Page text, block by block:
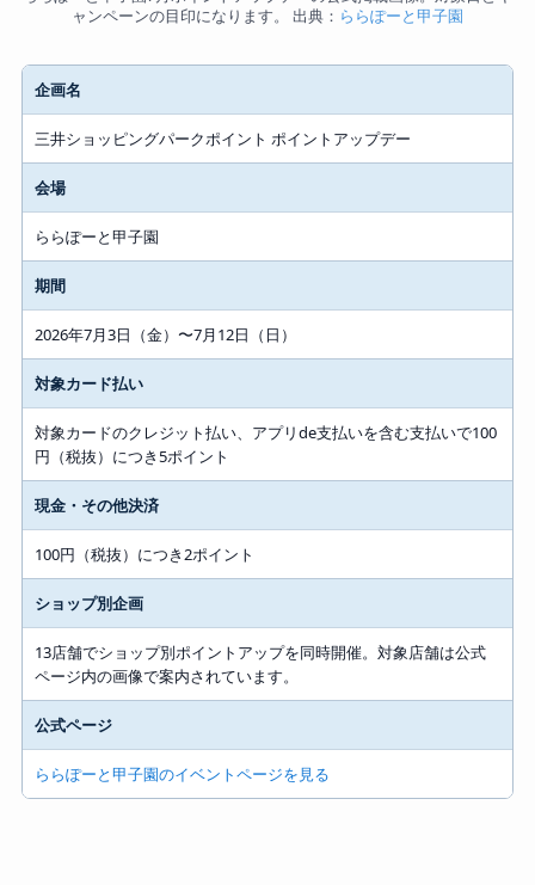
ャンペーンの目印になります。 出典： ららぽーと甲子園
企画名
三井ショッピングパークポイント ポイントアップデー
会場
ららぽーと甲子園
期間
2026年7月3日（金）〜7月12日（日）
対象カード払い
対象カードのクレジット払い、アプリde支払いを含む支払いで100
円（税抜）につき5ポイント
現金・その他決済
100円（税抜）につき2ポイント
ショップ別企画
13店舗でショップ別ポイントアップを同時開催。対象店舗は公式
ページ内の画像で案内されています。
公式ページ
ららぽーと甲子園のイベントページを見る